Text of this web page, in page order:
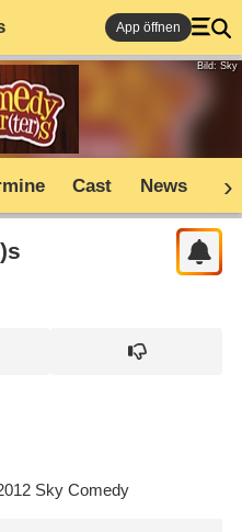
App öffnen
Bild: Sky
Cast News
Sky Comedy